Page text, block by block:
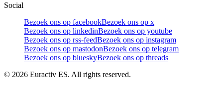
Social
Bezoek ons op facebookBezoek ons op x
Bezoek ons op linkedinBezoek ons op youtube
Bezoek ons op rss-feedBezoek ons op instagram
Bezoek ons op mastodonBezoek ons op telegram
Bezoek ons op blueskyBezoek ons op threads
© 2026 Euractiv ES. All rights reserved.